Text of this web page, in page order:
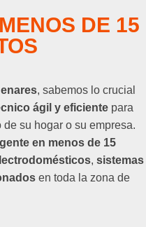
DE 15
, sabemos lo crucial
ágil y eficiente para
su hogar o su empresa.
en menos de 15
, sistemas
en toda la zona de